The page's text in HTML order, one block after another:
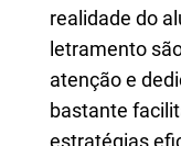
realidade do
letramento
atenção e
bastante
estratégias